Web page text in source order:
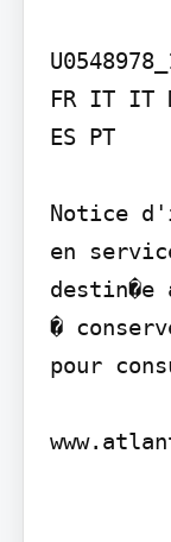
FR IT IT
ES PT
Notice
en
destin�e
�
pour